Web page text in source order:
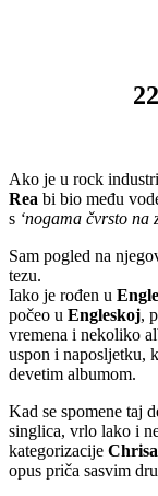
Ako je u rock
Rea bi bio među
s ‘nogama čvrsto na
Sam pogled na
tezu.
Iako je rođen u
počeo u Engleskoj,
vremena i nekoliko
uspon i naposljetku,
devetim albumom.
Kad se spomene taj
singlica, vrlo lako i
kategorizacije Chrisa
opus priča sasvim